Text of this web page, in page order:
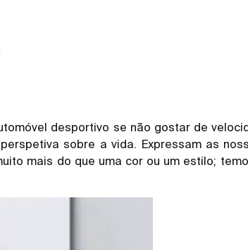
desportivo se não gostar de
sobre a vida. Expressam as
mais do que uma cor ou um estilo;